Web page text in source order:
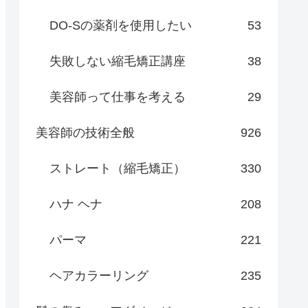
DO-Sの薬剤を使用したい 53
失敗しない縮毛矯正講座 38
美容師って仕事を考える 29
美容師の技術全般 926
ストレート（縮毛矯正） 330
ハナ ヘナ 208
パーマ 221
ヘアカラーリング 235